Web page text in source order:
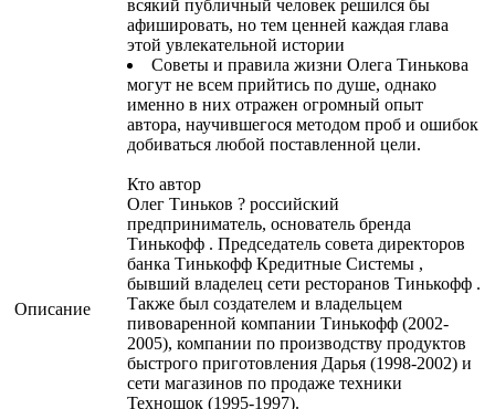
Описание
всякий публичный человек решился бы
афишировать, но тем ценней каждая глава
этой увлекательной истории
Советы и правила жизни Олега Тинькова
могут не всем прийтись по душе, однако
именно в них отражен огромный опыт
автора, научившегося методом проб и ошибок
добиваться любой поставленной цели.
Кто автор
Олег Тиньков ? российский
предприниматель, основатель бренда
Тинькофф . Председатель совета директоров
банка Тинькофф Кредитные Системы ,
бывший владелец сети ресторанов Тинькофф .
Также был создателем и владельцем
пивоваренной компании Тинькофф (2002-
2005), компании по производству продуктов
быстрого приготовления Дарья (1998-2002) и
сети магазинов по продаже техники
Техношок (1995-1997).